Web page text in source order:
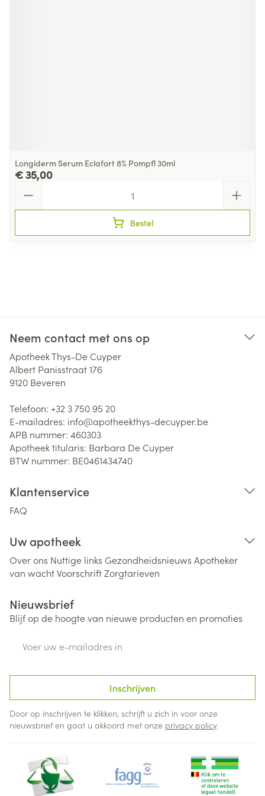
Longiderm Serum Eclafort 8% Pompfl 30ml
€ 35,00
Bestel
Neem contact met ons op
Apotheek Thys-De Cuyper
Albert Panisstraat 176
9120 Beveren
Telefoon: +32 3 750 95 20
E-mailadres: info@apotheekthys-decuyper.be
APB nummer: 460303
Apotheek titularis: Barbara De Cuyper
BTW nummer: BE0461434740
Klantenservice
FAQ
Uw apotheek
Over ons Nuttige links Gezondheidsnieuws Apotheker
van wachtVoorschriftZorgtarieven
Nieuwsbrief
Blijf op de hoogte van nieuwe producten en promoties
Inschrijven
Door op inschrijven te klikken, schrijft u zich in voor onze
nieuwsbrief en gaat u akkoord met onze privacy policy.